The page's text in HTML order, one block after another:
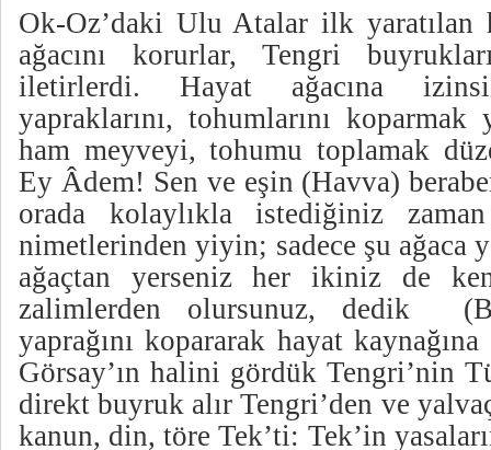
Ok-Oz’daki Ulu Atalar ilk yaratılan
ağacını korurlar, Tengri
iletirlerdi. Hayat ağacına
yapraklarını, tohumlarını koparmak
ham meyveyi, tohumu toplamak
Ey Âdem! Sen ve eşin (Havva)
orada kolaylıkla istediğiniz
nimetlerinden yiyin; sadece şu ağaca
ağaçtan yerseniz her ikiniz de
zalimlerden olursunuz, dedik
yaprağını kopararak hayat
Görsay’ın halini gördük Tengri’nin
direkt buyruk alır Tengri’den ve
kanun, din, töre Tek’ti: Tek’in